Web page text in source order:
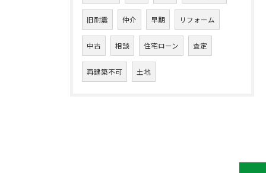
旧耐震 仲介 早期 リフォーム
中古 相談 住宅ローン 査定
再建築不可 土地